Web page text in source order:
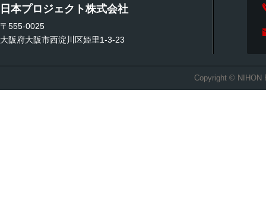
日本プロジェクト株式会社
〒555-0025
大阪府大阪市西淀川区姫里1-3-23
Copyright © NIHON